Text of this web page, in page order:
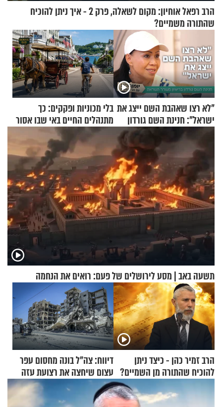
הרב רפאל אוחיון: מקום לשאלה, פרק 2 - איך ניתן להוכיח
שהתורה משמיים?
"לא רצו שאהבת השם ייצג את
ישראל": חנינת השם גורדון
בריאיון מעורר השראה
בלי מכוניות ופקקים: כך
מתנהלים החיים באי שבו אסור
לנהוג כבר יותר מ-120 שנה
תשעה באב | מסע לירושלים של פעם: רואים את הנחמה
הרב זמיר כהן - כיצד ניתן
להוכיח שהתורה מן השמיים?
דיווח: צה"ל בונה מחסום עפר
עצום שיחצה את רצועת עזה
לשניים